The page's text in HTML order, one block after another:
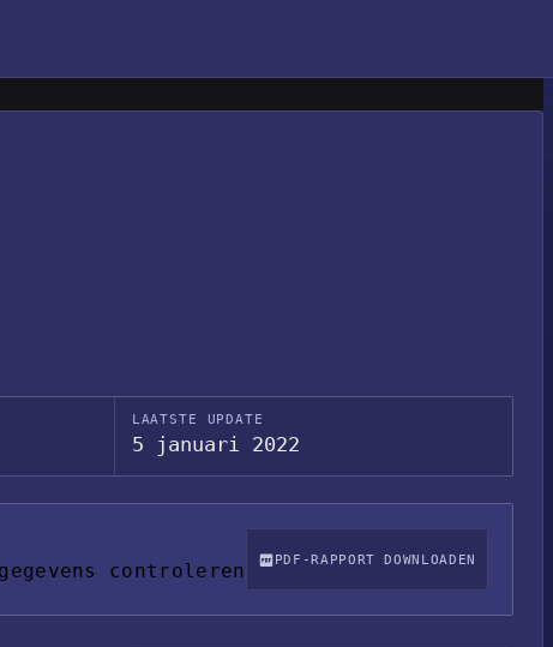
LAATSTE UPDATE
5 januari 2022
controleren PDF-RAPPORT DOWNLOADEN